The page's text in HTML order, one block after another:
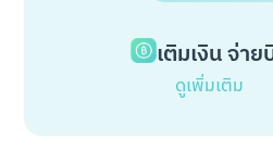
เติมเงิน จ่าย
ดูเพิ่มเติม